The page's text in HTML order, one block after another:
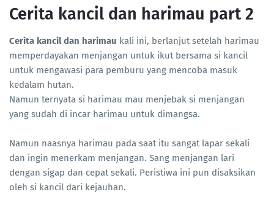
Cerita kancil dan harimau part 2
Cerita kancil dan harimau kali ini, berlanjut setelah harimau
memperdayakan menjangan untuk ikut bersama si kancil
untuk mengawasi para pemburu yang mencoba masuk
kedalam hutan.
Namun ternyata si harimau mau menjebak si menjangan
yang sudah di incar harimau untuk dimangsa.
Namun naasnya harimau pada saat itu sangat lapar sekali
dan ingin menerkam menjangan. Sang menjangan lari
dengan sigap dan cepat sekali. Peristiwa ini pun disaksikan
oleh si kancil dari kejauhan.